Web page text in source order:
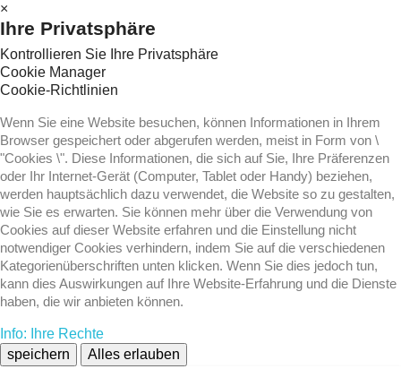
×
Ihre Privatsphäre
Kontrollieren Sie Ihre Privatsphäre
Cookie Manager
Cookie-Richtlinien
Wenn Sie eine Website besuchen, können Informationen in Ihrem
Browser gespeichert oder abgerufen werden, meist in Form von \
"Cookies \". Diese Informationen, die sich auf Sie, Ihre Präferenzen
oder Ihr Internet-Gerät (Computer, Tablet oder Handy) beziehen,
werden hauptsächlich dazu verwendet, die Website so zu gestalten,
wie Sie es erwarten. Sie können mehr über die Verwendung von
Cookies auf dieser Website erfahren und die Einstellung nicht
notwendiger Cookies verhindern, indem Sie auf die verschiedenen
Kategorienüberschriften unten klicken. Wenn Sie dies jedoch tun,
kann dies Auswirkungen auf Ihre Website-Erfahrung und die Dienste
haben, die wir anbieten können.
Info: Ihre Rechte
speichern
Alles erlauben